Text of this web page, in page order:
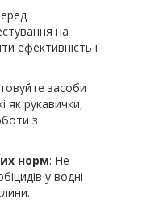
на
ефективність і
засоби
як рукавички,
з
норм: Не
у водні